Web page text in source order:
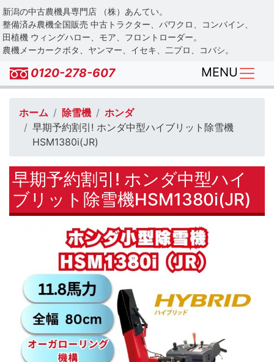
Skip
to
main
content
新潟の中古農機具専門店 （株）あんてい。
整備済み農機全国販売 中古トラクター、パワクロ、コンバイン、
田植機 ウィングハロー、モア、フロントローダー。
農機メーカークボタ、ヤンマー、イセキ、二プロ、コバシ。
0120-278-607 MENU
ホーム 除雪機
ホンダ
早期予約割引! ホンダ中型ハイブリット除雪機
HSM1380i(JR)
早期予約割引! ホンダ中型ハイ
ブリット除雪機HSM1380i(JR)